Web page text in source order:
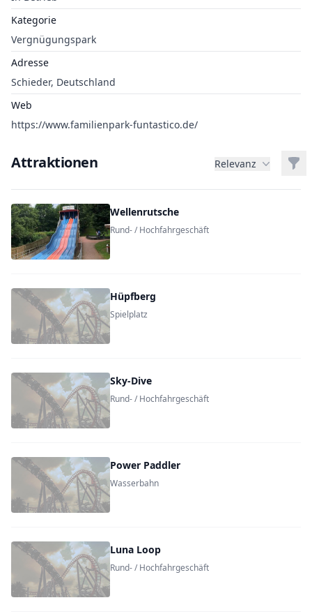
Kategorie
Vergnügungspark
Adresse
Schieder, Deutschland
Web
https://www.familienpark-funtastico.de/
Attraktionen Relevanz
Wellenrutsche
Rund- / Hochfahrgeschäft
Hüpfberg
Spielplatz
Sky-Dive
Rund- / Hochfahrgeschäft
Power Paddler
Wasserbahn
Luna Loop
Rund- / Hochfahrgeschäft